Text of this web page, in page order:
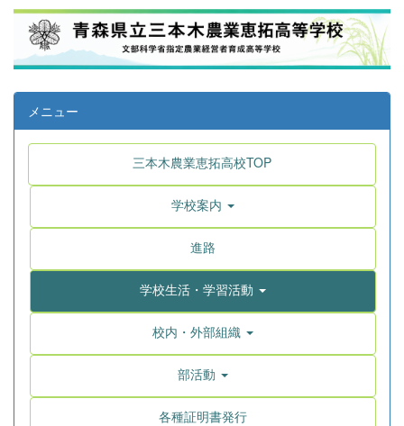
メニュー
三本木農業恵拓高校TOP
学校案内
進路
学校生活・学習活動
校内・外部組織
部活動
各種証明書発行